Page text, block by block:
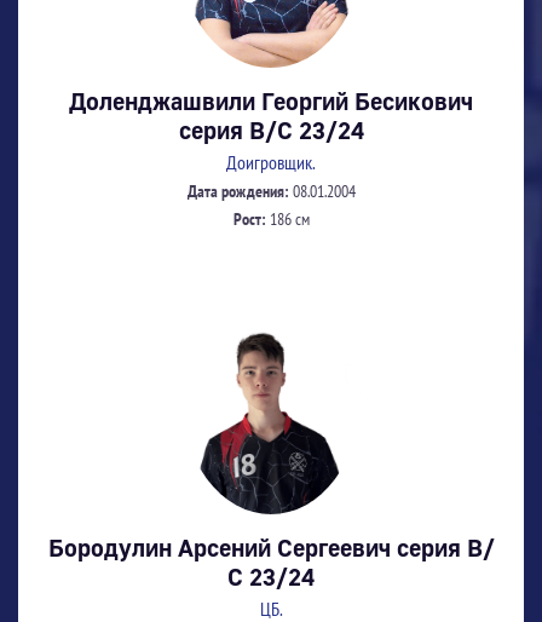
Доленджашвили Георгий Бесикович
серия В/С 23/24
Доигровщик.
Дата рождения: 08.01.2004
Рост: 186 см
Бородулин Арсений Сергеевич серия В/
С 23/24
ЦБ.